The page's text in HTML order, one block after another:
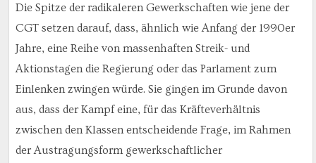
Die Spitze der radikaleren Gewerkschaften wie jene der
CGT setzen darauf, dass, ähnlich wie Anfang der 1990er
Jahre, eine Reihe von massenhaften Streik- und
Aktionstagen die Regierung oder das Parlament zum
Einlenken zwingen würde. Sie gingen im Grunde davon
aus, dass der Kampf eine, für das Kräfteverhältnis
zwischen den Klassen entscheidende Frage, im Rahmen
der Austragungsform gewerkschaftlicher